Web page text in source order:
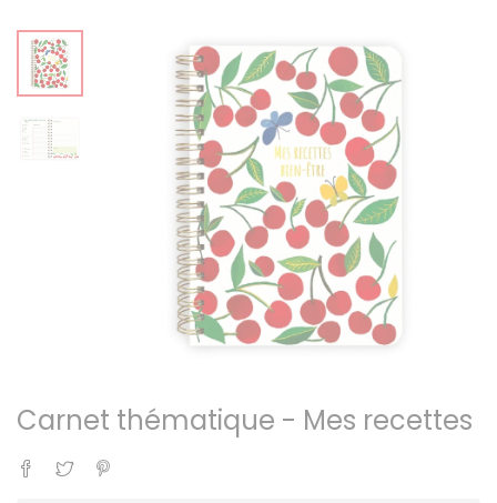
Carnet thématique - Mes recettes
Partager
Tweet